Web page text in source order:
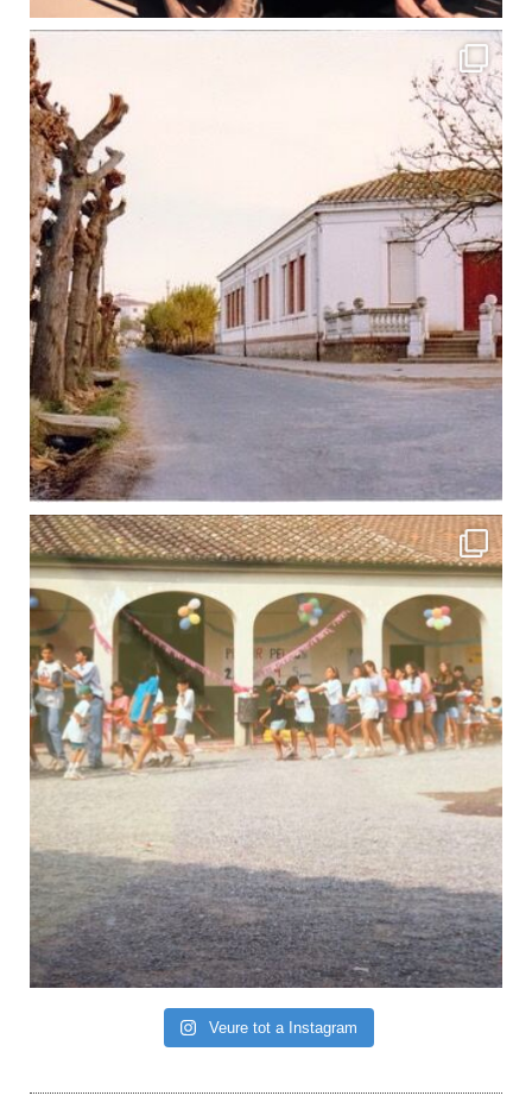
Veure tot a Instagram